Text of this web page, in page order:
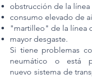
obstrucción de la
consumo elevado de
"martilleo" de la línea
mayor desgaste.
Si tiene problemas
neumático o está
nuevo sistema de